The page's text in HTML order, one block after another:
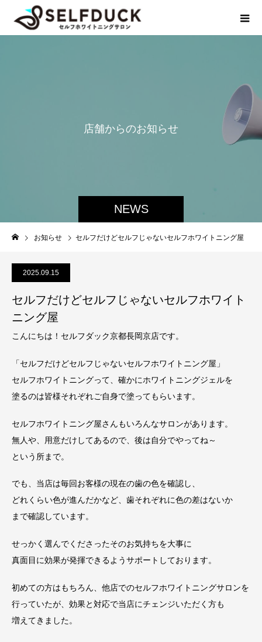
NEWS
店舗からのお知 らせ
お知らせ セルフだけどセルフじゃないセルフホワイトニング屋
2025.09.15
セルフだけどセルフじゃないセルフホワイト
ニング屋
こんにちは！セルフダック京都長岡京店です。
「セルフだけどセルフじゃないセルフホワイトニング屋」
セルフホワイトニングって、確かにホワイトニングジェルを
塗るのは皆様それぞれご自身で塗ってもらいます。
セルフホワイトニング屋さんもいろんなサロンがあります。
無人や、用意だけしてあるので、後は自分でやってね～
という所まで。
でも、当店は毎回お客様の現在の歯の色を確認し、
どれくらい色が進んだかなど、歯それぞれに色の差はないか
まで確認しています。
せっかく選んでくださったそのお気持ちを大事に
真面目に効果が発揮できるようサポートしております。
初めての方はもちろん、他店でのセルフホワイトニングサロンを
行っていたが、効果と対応で当店にチェンジいただく方も
増えてきました。